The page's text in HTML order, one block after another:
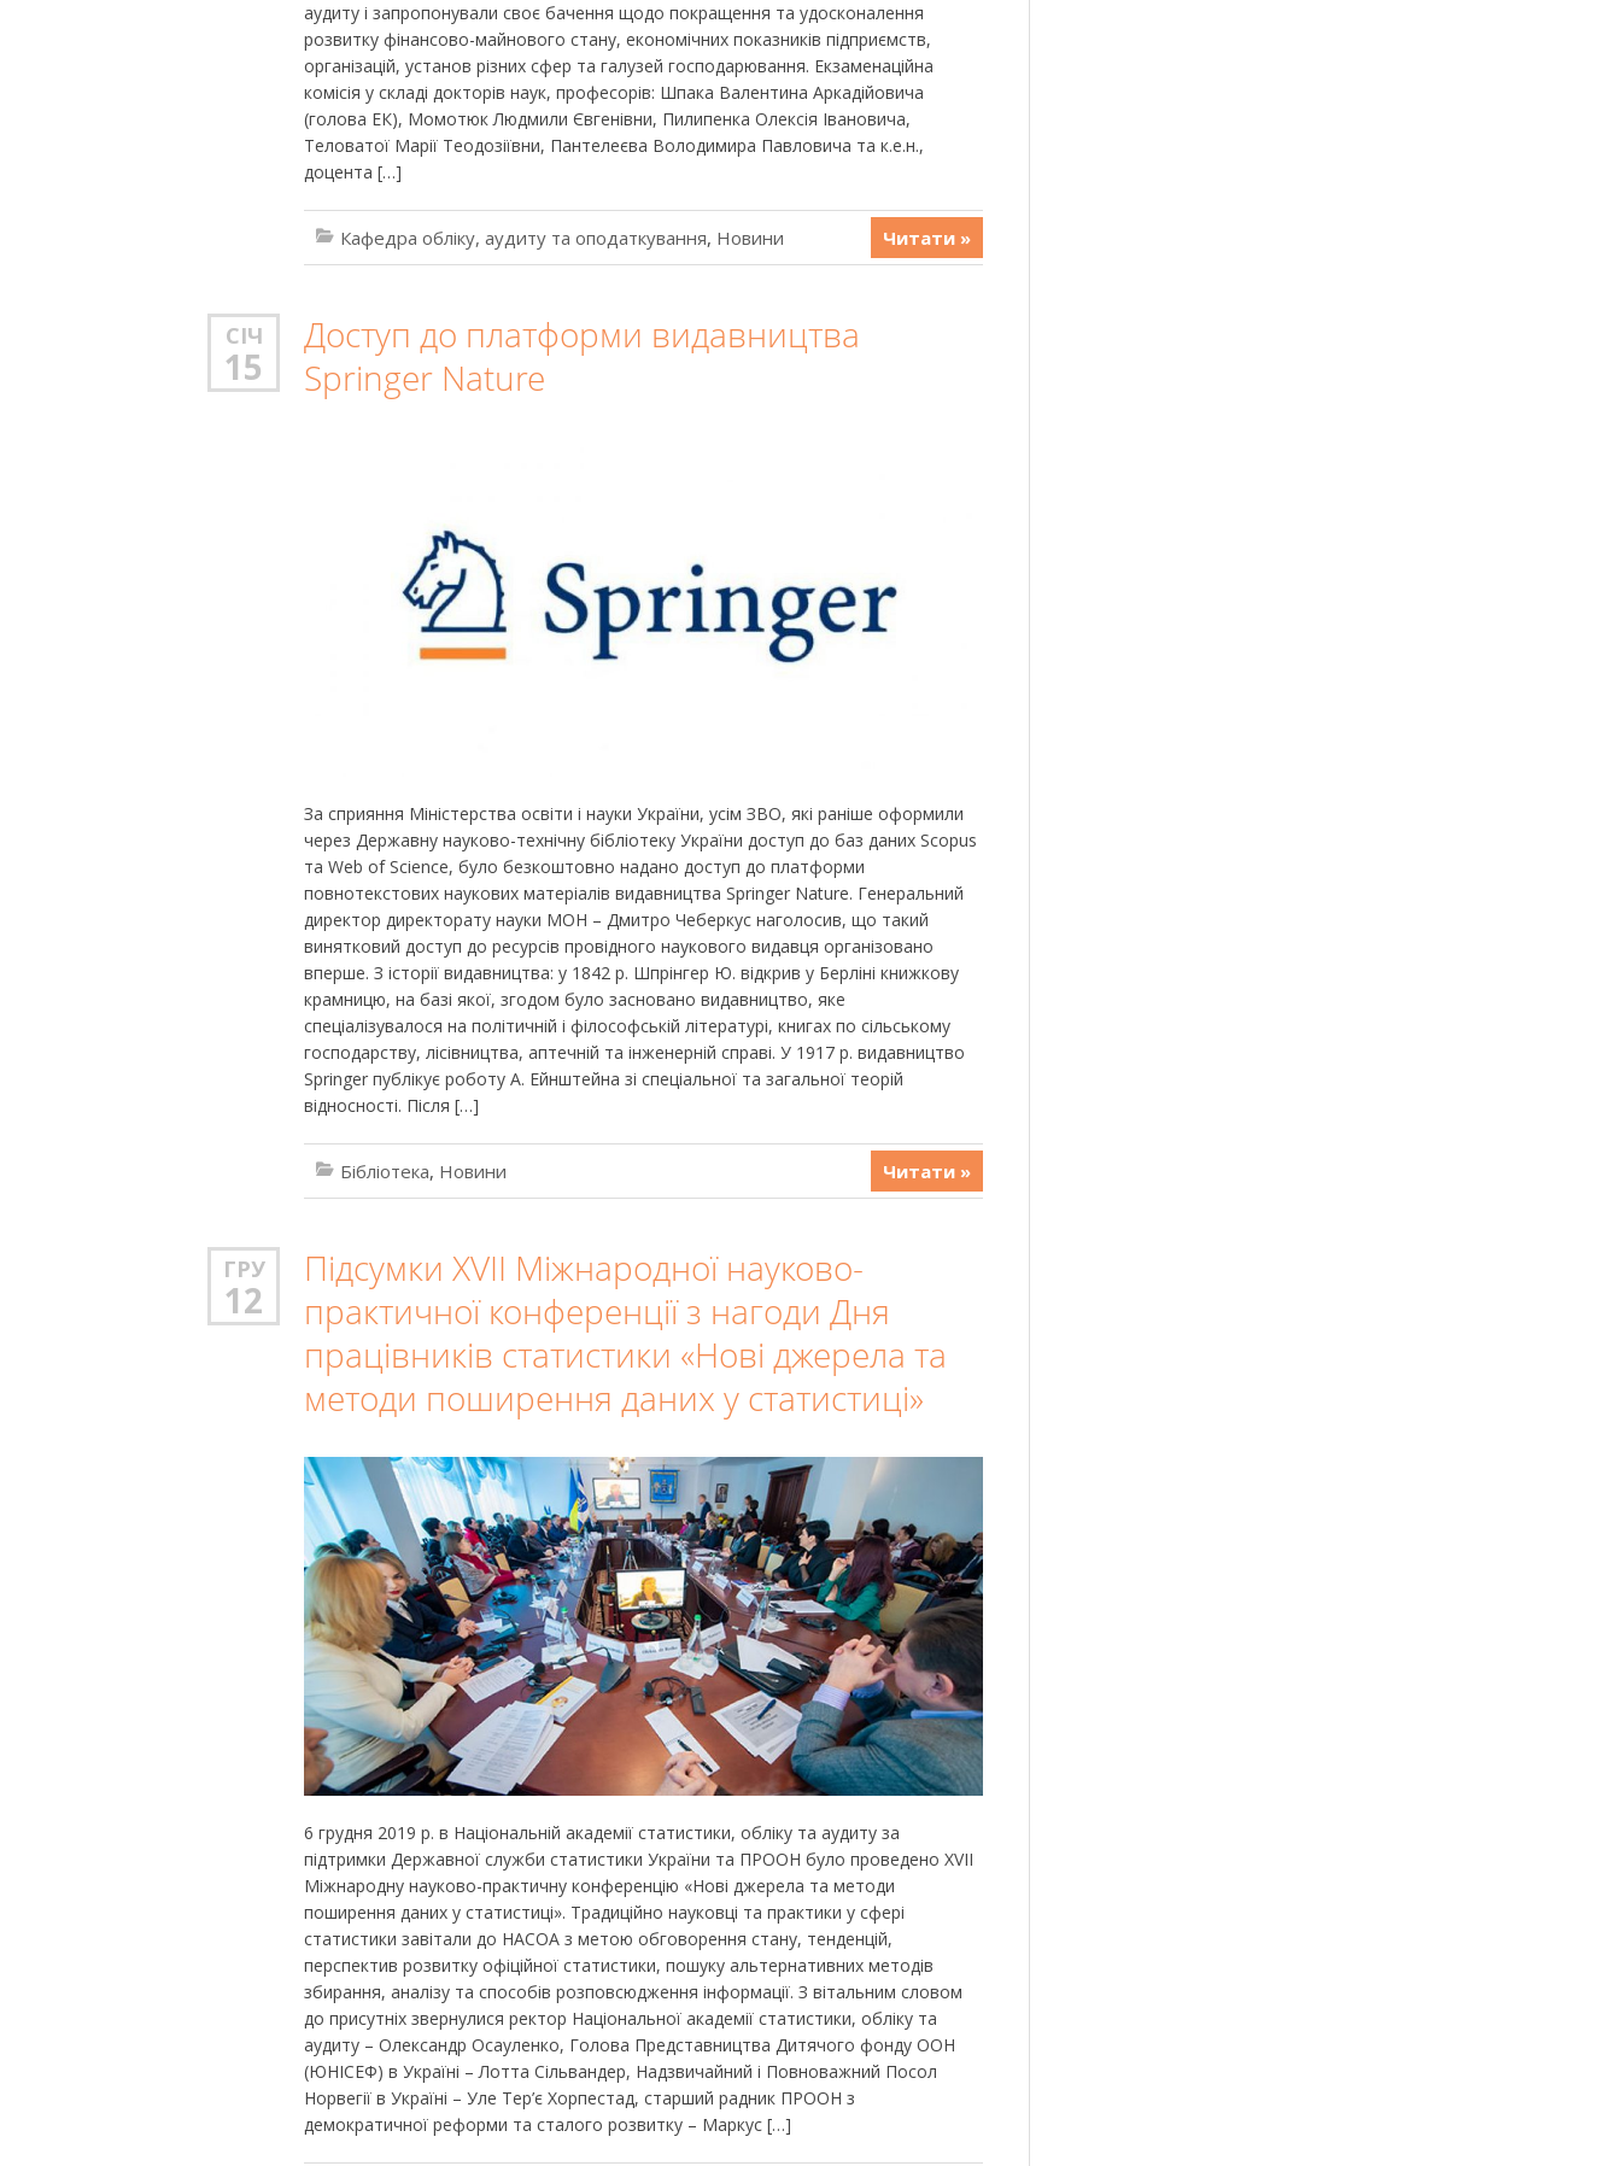
аудиту і запропонували своє бачення щодо покращення та удосконалення
розвитку фінансово-майнового стану, економічних показників підприємств,
організацій, установ різних сфер та галузей господарювання. Екзаменаційна
комісія у складі докторів наук, професорів: Шпака Валентина Аркадійовича
(голова ЕК), Момотюк Людмили Євгенівни, Пилипенка Олексія Івановича,
Теловатої Марії Теодозіївни, Пантелеєва Володимира Павловича та к.е.н.,
доцента […]
Кафедра обліку, аудиту та оподаткування, Новини Читати »
СІЧ
15
Доступ до платформи видавництва
Springer Nature
За сприяння Міністерства освіти і науки України, усім ЗВО, які раніше оформили
через Державну науково-технічну бібліотеку України доступ до баз даних Scopus
та Web of Science, було безкоштовно надано доступ до платформи
повнотекстових наукових матеріалів видавництва Springer Nature. Генеральний
директор директорату науки МОН – Дмитро Чеберкус наголосив, що такий
винятковий доступ до ресурсів провідного наукового видавця організовано
вперше. З історії видавництва: у 1842 р. Шпрінгер Ю. відкрив у Берліні книжкову
крамницю, на базі якої, згодом було засновано видавництво, яке
спеціалізувалося на політичній і філософській літературі, книгах по сільському
господарству, лісівництва, аптечній та інженерній справі. У 1917 р. видавництво
Springer публікує роботу А. Ейнштейна зі спеціальної та загальної теорій
відносності. Після […]
Бібліотека, Новини Читати »
ГРУ
12
Підсумки XVII Міжнародної науково-
практичної конференції з нагоди Дня
працівників статистики «Нові джерела та
методи поширення даних у статистиці»
6 грудня 2019 р. в Національній академії статистики, обліку та аудиту за
підтримки Державної служби статистики України та ПРООН було проведено XVII
Міжнародну науково-практичну конференцію «Нові джерела та методи
поширення даних у статистиці». Традиційно науковці та практики у сфері
статистики завітали до НАСОА з метою обговорення стану, тенденцій,
перспектив розвитку офіційної статистики, пошуку альтернативних методів
збирання, аналізу та способів розповсюдження інформації. З вітальним словом
до присутніх звернулися ректор Національної академії статистики, обліку та
аудиту – Олександр Осауленко, Голова Представництва Дитячого фонду ООН
(ЮНІСЕФ) в Україні – Лотта Сільвандер, Надзвичайний і Повноважний Посол
Норвегії в Україні – Уле Тер’є Хорпестад, старший радник ПРООН з
демократичної реформи та сталого розвитку – Маркус […]